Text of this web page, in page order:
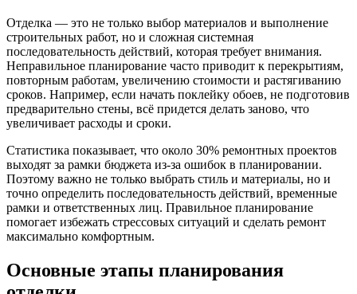
Отделка — это не только выбор материалов и выполнение
строительных работ, но и сложная системная
последовательность действий, которая требует внимания.
Неправильное планирование часто приводит к перекрытиям,
повторным работам, увеличению стоимости и растягиванию
сроков. Например, если начать поклейку обоев, не подготовив
предварительно стены, всё придется делать заново, что
увеличивает расходы и сроки.
Статистика показывает, что около 30% ремонтных проектов
выходят за рамки бюджета из-за ошибок в планировании.
Поэтому важно не только выбрать стиль и материалы, но и
точно определить последовательность действий, временные
рамки и ответственных лиц. Правильное планирование
помогает избежать стрессовых ситуаций и сделать ремонт
максимально комфортным.
Основные этапы планирования